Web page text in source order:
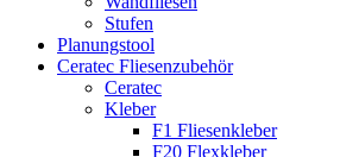
Stufen
Planungstool
Ceratec Fliesenzubehör
Ceratec
Kleber
F1 Fliesenkleber
F20 Flexkleber